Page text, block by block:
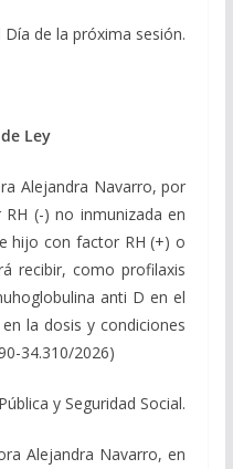
Día de la próxima sesión.
Ley
Navarro, por
(-) no inmunizada en
hijo con factor RH (+) o
recibir, como profilaxis
anti D en el
la dosis y condiciones
34.310/2026)
y Seguridad Social.
Navarro, en